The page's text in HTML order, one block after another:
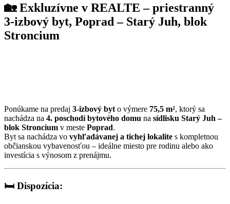
🏡 Exkluzívne v REALTE – priestranný
3-izbový byt, Poprad – Starý Juh, blok
Stroncium
Ponúkame na predaj 3-izbový byto výmere 75,5 m², ktorý sa
nachádza na 4. poschodí bytového domu na sídlisku Starý Juh –
blok Stroncium v meste Poprad.
Byt sa nachádza vo vyhľadávanej a tichej lokalite s kompletnou
občianskou vybavenosťou – ideálne miesto pre rodinu alebo ako
investícia s výnosom z prenájmu.
🛏️ Dispozícia: